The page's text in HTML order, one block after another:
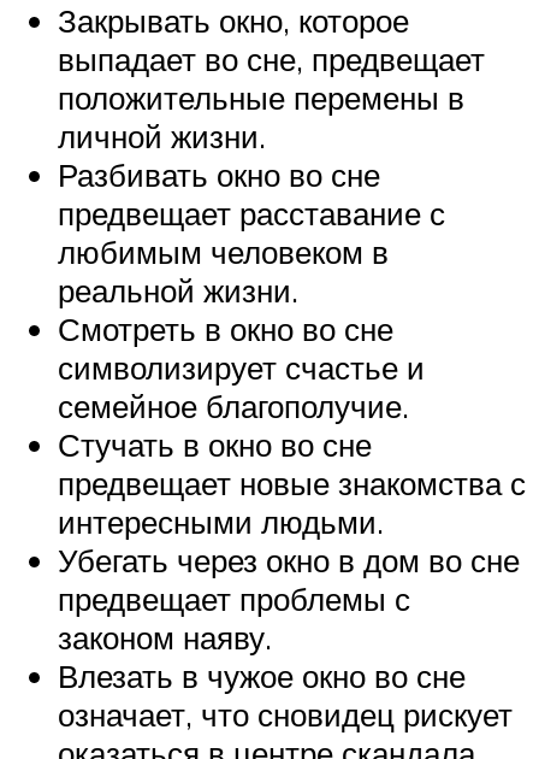
Закрывать окно, которое
выпадает во сне, предвещает
положительные перемены в
личной жизни.
Разбивать окно во сне
предвещает расставание с
любимым человеком в
реальной жизни.
Смотреть в окно во сне
символизирует счастье и
семейное благополучие.
Стучать в окно во сне
предвещает новые знакомства с
интересными людьми.
Убегать через окно в дом во сне
предвещает проблемы с
законом наяву.
Влезать в чужое окно во сне
означает, что сновидец рискует